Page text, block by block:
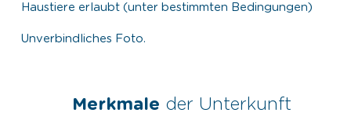
Haustiere erlaubt (unter bestimmten Bedingungen)
Unverbindliches Foto.
Merkmale der Unterkunft